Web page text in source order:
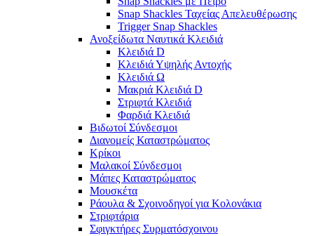
Snap Shackles Ταχείας Απελευθέρωσης
Trigger Snap Shackles
Ανοξείδωτα Ναυτικά Κλειδιά
Κλειδιά D
Κλειδιά Υψηλής Αντοχής
Κλειδιά Ω
Μακριά Κλειδιά D
Στριφτά Κλειδιά
Φαρδιά Κλειδιά
Βιδωτοί Σύνδεσμοι
Διανομείς Καταστρώματος
Κρίκοι
Μαλακοί Σύνδεσμοι
Μάπες Καταστρώματος
Μουσκέτα
Ράουλα & Σχοινοδηγοί για Κολονάκια
Στριφτάρια
Σφιγκτήρες Συρματόσχοινου